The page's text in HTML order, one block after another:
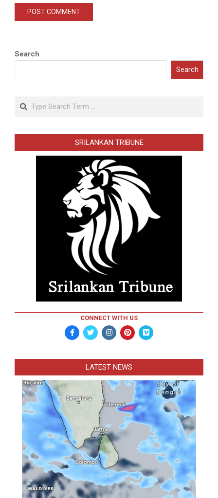
Search
Search
Search
SRILANKAN TRIBUNE
CONNECT WITH US
LATEST NEWS